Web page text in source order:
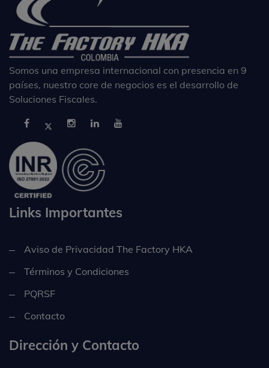
Somos una empresa internacional con presencia en 9
países, nuestro core de negocios es el desarrollo de
Soluciones Fiscales.
Links Importantes
Aviso de Privacidad The Factory HKA
Términos y Condiciones
PQRSF
Contacto
Dirección y Contacto